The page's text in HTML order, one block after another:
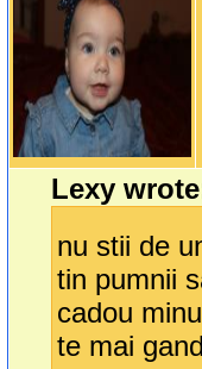
Lexy
nu stii de
tin pumnii
cadou
te mai